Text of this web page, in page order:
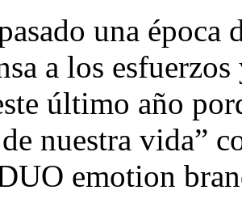
una
a los
último año
nuestra vida”
emotion